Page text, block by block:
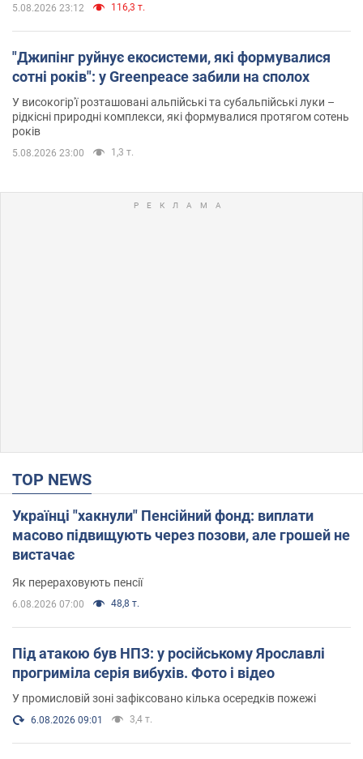
5.08.2026 23:12 116,3 т.
"Джипінг руйнує екосистеми, які формувалися
сотні років": у Greenpeace забили на сполох
У високогір'ї розташовані альпійські та субальпійські луки –
рідкісні природні комплекси, які формувалися протягом сотень
років
5.08.2026 23:00 1,3 т.
TOP NEWS
Українці "хакнули" Пенсійний фонд: виплати
масово підвищують через позови, але грошей не
вистачає
Як перераховують пенсії
6.08.2026 07:00 48,8 т.
Під атакою був НПЗ: у російському Ярославлі
прогриміла серія вибухів. Фото і відео
У промисловій зоні зафіксовано кілька осередків пожежі
6.08.2026 09:01 3,4 т.